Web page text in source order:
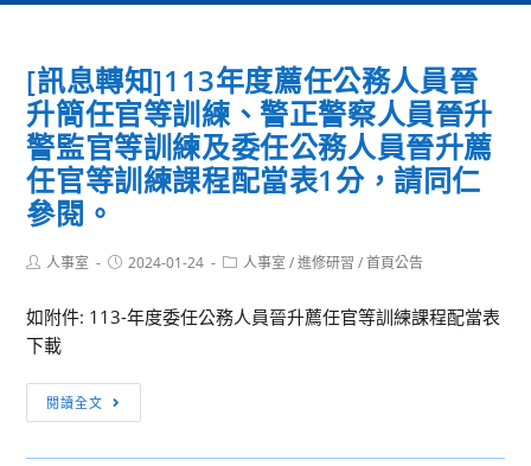
[訊息轉知]113年度薦任公務人員晉
升簡任官等訓練、警正警察人員晉升
警監官等訓練及委任公務人員晉升薦
任官等訓練課程配當表1分，請同仁
參閱。
Post人事室
Post2024-01-24
Post人事室 / 進修研習 / 首頁公告
如附件: 113-年度委任公務人員晉升薦任官等訓練課程配當表
下載
閱讀全文
息
轉